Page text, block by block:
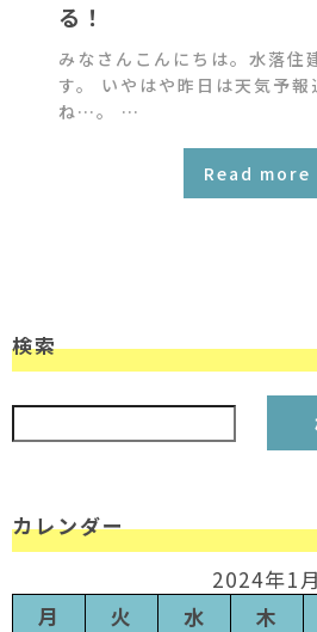
る！
みなさんこんにちは。水落住
す。 いやはや昨日は天気予報
ね…。 …
Read more
検索
検索:
カレンダー
2024年1月
月
火 水 木